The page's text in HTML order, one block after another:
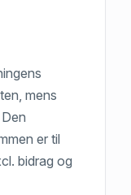
mens
er til
bidrag og